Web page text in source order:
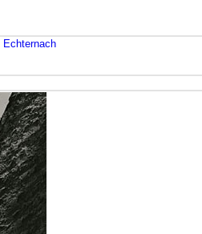
Echternach